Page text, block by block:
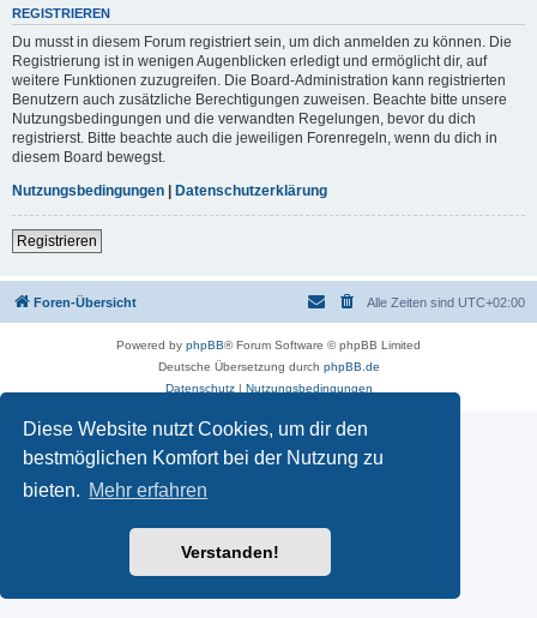
Diese Website nutzt Cookies, um dir den
bestmöglichen Komfort bei der Nutzung zu
bieten. Mehr erfahren
Verstanden!
REGISTRIEREN
Du musst in diesem Forum registriert sein, um dich anmelden zu können. Die
Registrierung ist in wenigen Augenblicken erledigt und ermöglicht dir, auf
weitere Funktionen zuzugreifen. Die Board-Administration kann registrierten
Benutzern auch zusätzliche Berechtigungen zuweisen. Beachte bitte unsere
Nutzungsbedingungen und die verwandten Regelungen, bevor du dich
registrierst. Bitte beachte auch die jeweiligen Forenregeln, wenn du dich in
diesem Board bewegst.
Nutzungsbedingungen | Datenschutzerklärung
Registrieren
Foren-Übersicht Alle Zeiten sind UTC+02:00
Powered by phpBB® Forum Software © phpBB Limited
Deutsche Übersetzung durch phpBB.de
Datenschutz| Nutzungsbedingungen